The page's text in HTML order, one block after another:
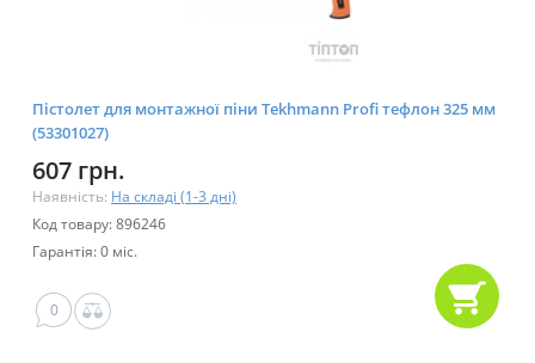
Пістолет для монтажної піни Tekhmann Profi тефлон 325 мм
(53301027)
607 грн.
Наявність: На складі (1-3 дні)
Код товару: 896246
Гарантія: 0 міс.
0